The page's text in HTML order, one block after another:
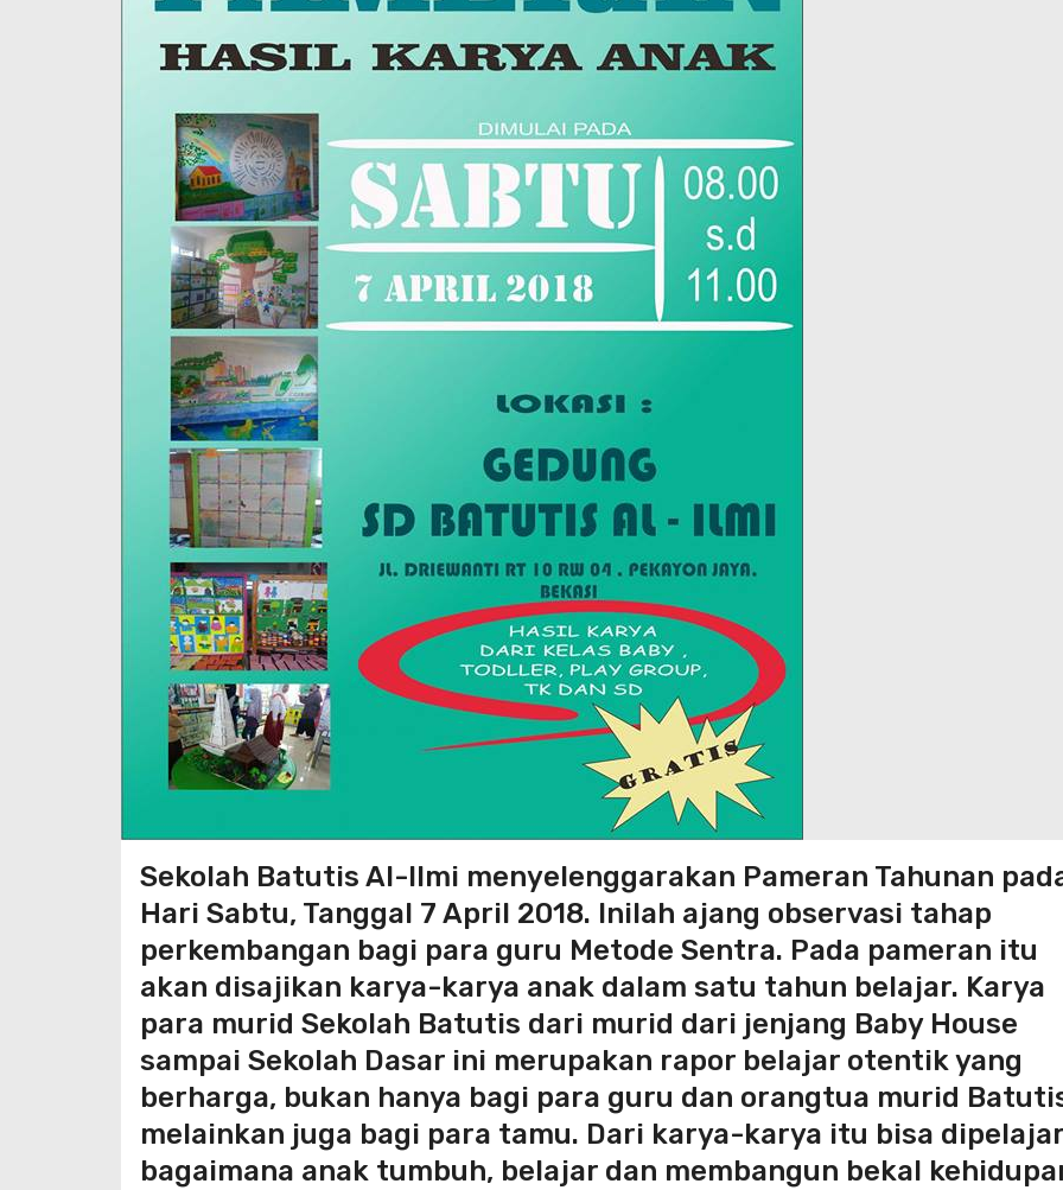
Sekolah Batutis Al-Ilmi menyelenggarakan Pameran Tahunan
Hari Sabtu, Tanggal 7 April 2018. Inilah ajang observasi tahap
perkembangan bagi para guru Metode Sentra. Pada pameran itu
akan disajikan karya-karya anak dalam satu tahun belajar. Karya
para murid Sekolah Batutis dari murid dari jenjang Baby House
sampai Sekolah Dasar ini merupakan rapor belajar otentik yang
berharga, bukan hanya bagi para guru dan orangtua murid
melainkan juga bagi para tamu. Dari karya-karya itu bisa
bagaimana anak tumbuh, belajar dan membangun bekal